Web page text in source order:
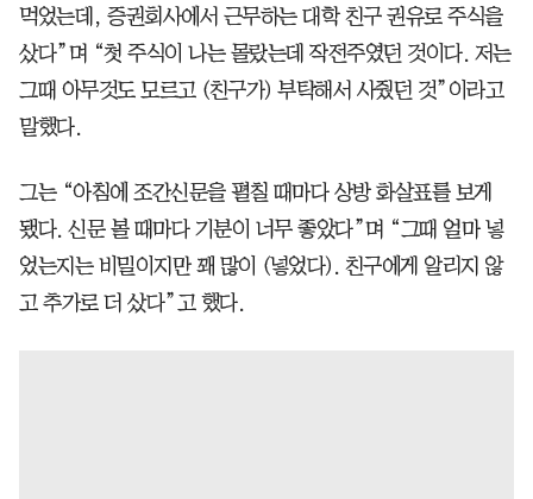
먹었는데, 증권회사에서 근무하는 대학 친구 권유로 주식을
샀다”며 “첫 주식이 나는 몰랐는데 작전주였던 것이다. 저는
그때 아무것도 모르고 (친구가) 부탁해서 사줬던 것”이라고
말했다.
그는 “아침에 조간신문을 펼칠 때마다 상방 화살표를 보게
됐다. 신문 볼 때마다 기분이 너무 좋았다”며 “그때 얼마 넣
었는지는 비밀이지만 꽤 많이 (넣었다). 친구에게 알리지 않
고 추가로 더 샀다”고 했다.